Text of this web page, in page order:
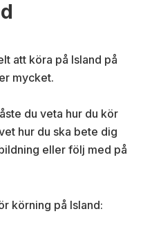
att köra på Island på
mycket.
du veta hur du kör
hur du ska bete dig
eller följ med på
körning på Island: